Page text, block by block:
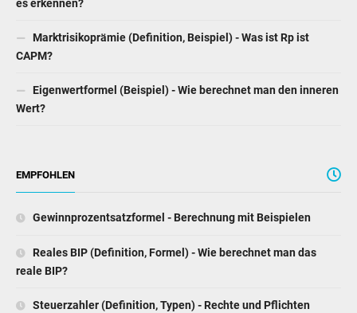
es erkennen?
Marktrisikoprämie (Definition, Beispiel) - Was ist Rp ist
CAPM?
Eigenwertformel (Beispiel) - Wie berechnet man den inneren
Wert?
EMPFOHLEN
Gewinnprozentsatzformel - Berechnung mit Beispielen
Reales BIP (Definition, Formel) - Wie berechnet man das
reale BIP?
Steuerzahler (Definition, Typen) - Rechte und Pflichten